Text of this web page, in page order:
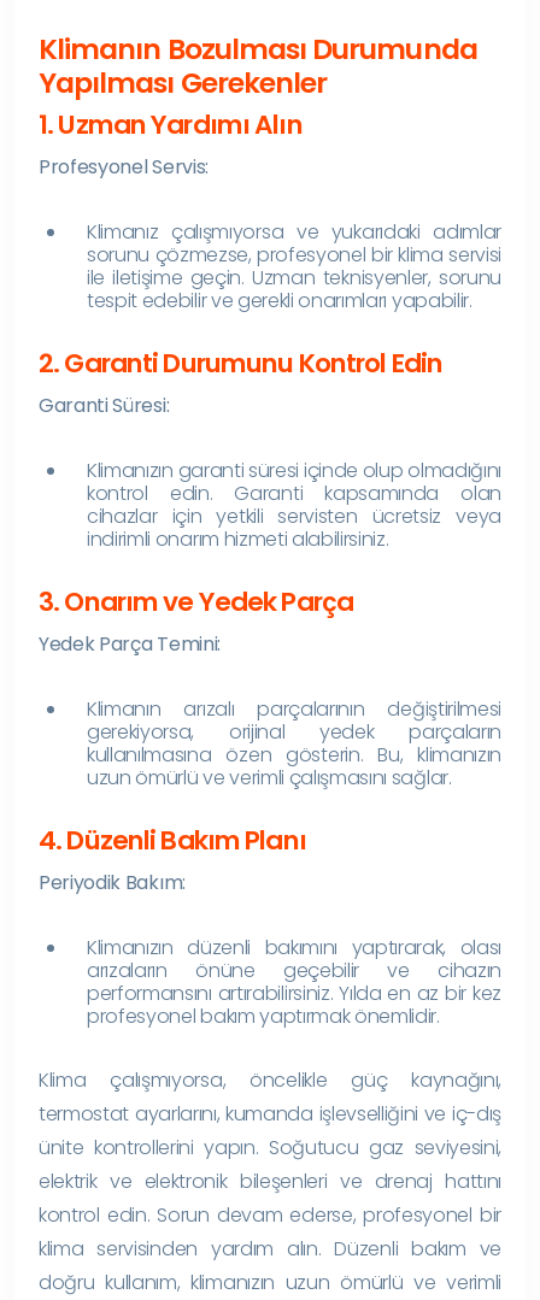
Klimanın Bozulması Durumunda
Yapılması Gerekenler
1. Uzman Yardımı Alın
Profesyonel Servis:
Klimanız çalışmıyorsa ve yukarıdaki adımlar
sorunu çözmezse, profesyonel bir klima servisi
ile iletişime geçin. Uzman teknisyenler, sorunu
tespit edebilir ve gerekli onarımları yapabilir.
2. Garanti Durumunu Kontrol Edin
Garanti Süresi:
Klimanızın garanti süresi içinde olup olmadığını
kontrol edin. Garanti kapsamında olan
cihazlar için yetkili servisten ücretsiz veya
indirimli onarım hizmeti alabilirsiniz.
3. Onarım ve Yedek Parça
Yedek Parça Temini:
Klimanın arızalı parçalarının değiştirilmesi
gerekiyorsa, orijinal yedek parçaların
kullanılmasına özen gösterin. Bu, klimanızın
uzun ömürlü ve verimli çalışmasını sağlar.
4. Düzenli Bakım Planı
Periyodik Bakım:
Klimanızın düzenli bakımını yaptırarak, olası
arızaların önüne geçebilir ve cihazın
performansını artırabilirsiniz. Yılda en az bir kez
profesyonel bakım yaptırmak önemlidir.
Klima çalışmıyorsa, öncelikle güç kaynağını,
termostat ayarlarını, kumanda işlevselliğini ve iç-dış
ünite kontrollerini yapın. Soğutucu gaz seviyesini,
elektrik ve elektronik bileşenleri ve drenaj hattını
kontrol edin. Sorun devam ederse, profesyonel bir
klima servisinden yardım alın. Düzenli bakım ve
doğru kullanım, klimanızın uzun ömürlü ve verimli